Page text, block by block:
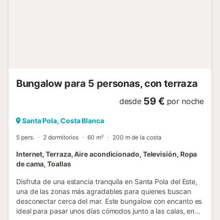
Bungalow para 5 personas, con terraza
desde 59 € por noche
Santa Pola, Costa Blanca
5 pers. 2 dormitorios 60 m² 200 m de la costa
Internet, Terraza, Aire acondicionado, Televisión, Ropa
de cama, Toallas
Disfruta de una estancia tranquila en Santa Pola del Este,
una de las zonas más agradables para quienes buscan
desconectar cerca del mar. Este bungalow con encanto es
ideal para pasar unos días cómodos junto a las calas, en